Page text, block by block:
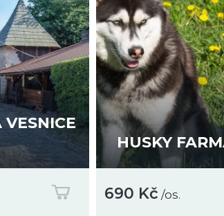
i navýšit z jiných částí Šablon,
VESNICE
HUSKY
690 Kč /os.